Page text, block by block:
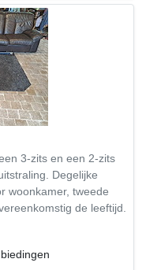
3-zits en een 2-zits
Degelijke
woonkamer, tweede
de leeftijd.